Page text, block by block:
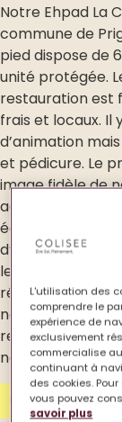
Notre Ehpad La
commune de
pied dispose de
unité protégée.
restauration est
frais et locaux. Il
d’animation
et pédicure. Le
image fidèle de
également
d’ambitions
les orientations
résidence,
notre
respect et la
nos
Contactez-
L'utilisation des
comprendre le
expérience de
exclusivement
commercialise
continuant à
des cookies.
vous pouvez
savoir plus